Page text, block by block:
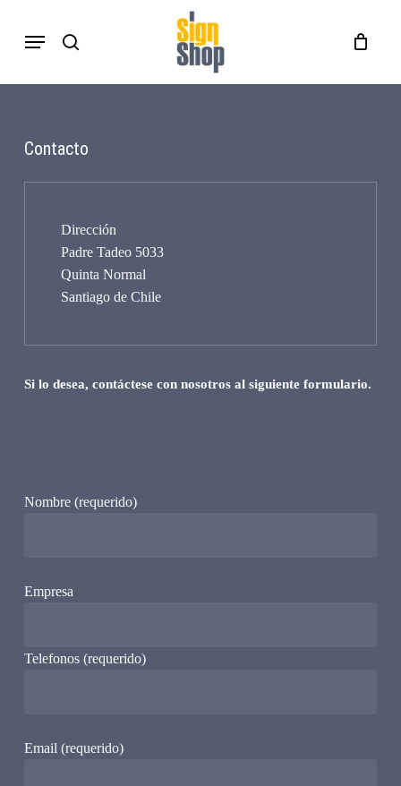
Menu
Carro Close
Cart
Contacto
Dirección
Padre Tadeo 5033
Quinta Normal
Santiago de Chile
Si lo desea, contáctese con nosotros al siguiente formulario.
Nombre (requerido)
Empresa
Telefonos (requerido)
Email (requerido)